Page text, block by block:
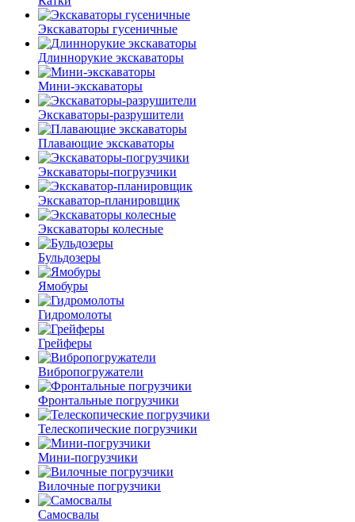
Экскаваторы гусеничные
Длиннорукие экскаваторы
Мини-экскаваторы
Экскаваторы-разрушители
Плавающие экскаваторы
Экскаваторы-погрузчики
Экскаватор-планировщик
Экскаваторы колесные
Бульдозеры
Ямобуры
Гидромолоты
Грейферы
Вибро­погружатели
Фронтальные погрузчики
Телескопические погрузчики
Мини-погрузчики
Вилочные погрузчики
Самосвалы